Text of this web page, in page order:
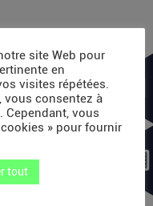
SAPIOM
de gestion
des dizaines
outils externes,
site Web pour
en
visites répétées.
vous consentez à
Cependant, vous
» pour fournir
tout